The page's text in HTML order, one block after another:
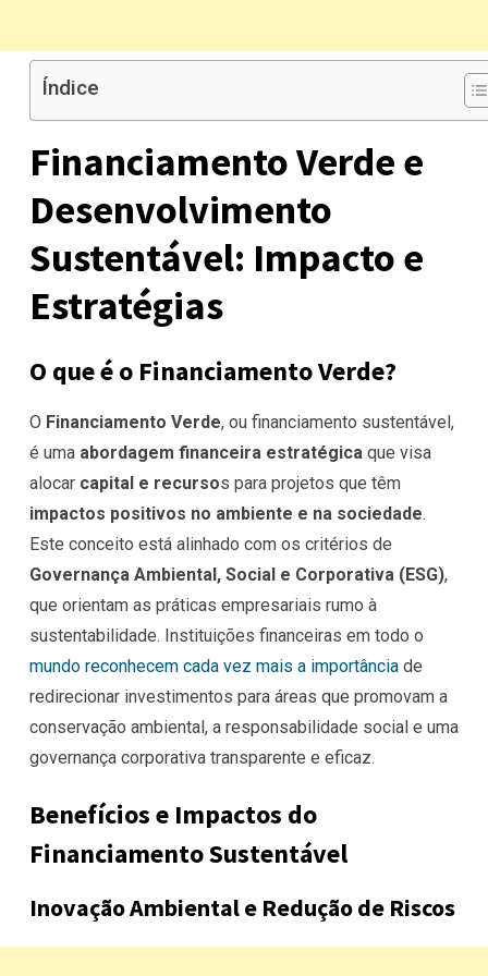
Índice
Financiamento Verde e
Desenvolvimento
Sustentável: Impacto e
Estratégias
O que é o Financiamento Verde?
O Financiamento Verde, ou financiamento sustentável,
é uma abordagem financeira estratégica que visa
alocar capital e recursos para projetos que têm
impactos positivos no ambiente e na sociedade.
Este conceito está alinhado com os critérios de
Governança Ambiental, Social e Corporativa (ESG),
que orientam as práticas empresariais rumo à
sustentabilidade. Instituições financeiras em todo o
mundo reconhecem cada vez mais a importância de
redirecionar investimentos para áreas que promovam a
conservação ambiental, a responsabilidade social e uma
governança corporativa transparente e eficaz.
Benefícios e Impactos do
Financiamento Sustentável
Inovação Ambiental e Redução de Riscos